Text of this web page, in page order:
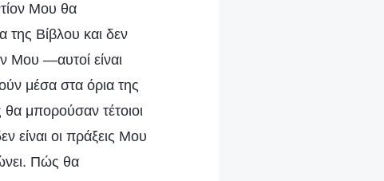
Μου θα
της Βίβλου και δεν
Μου —αυτοί είναι
μέσα στα όρια της
μπορούσαν τέτοιοι
είναι οι πράξεις Μου
Πώς θα